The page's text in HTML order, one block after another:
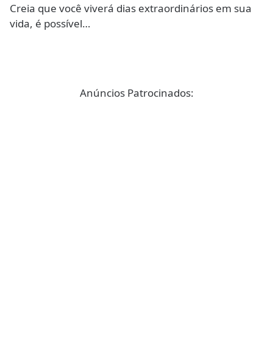
Creia que você viverá dias extraordinários em sua
vida, é possível…
Anúncios Patrocinados: